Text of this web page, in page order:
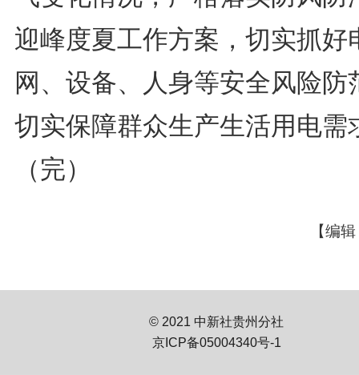
迎峰度夏工作方案，切实抓好
网、设备、人身等安全风险防
切实保障群众生产生活用电需
（完）
【编
© 2021 中新社贵州分社
京ICP备05004340号-1